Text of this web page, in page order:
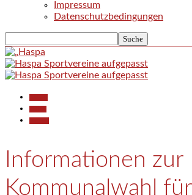
Impressum
Datenschutzbedingungen
Informationen zur
Kommunalwahl für